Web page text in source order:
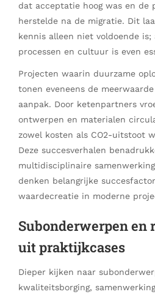
dat acceptatie hoog was en de
herstelde na de migratie. Dit
kennis alleen niet voldoende is;
processen en cultuur is even
Projecten waarin duurzame
tonen eveneens de
aanpak. Door ketenpartners
ontwerpen en materialen
zowel kosten als CO2-uitstoot
Deze succesverhalen
multidisciplinaire
denken belangrijke
waardecreatie in moderne
Subonderwerpen en
uit praktijkcases
Dieper kijken naar
kwaliteitsborging,